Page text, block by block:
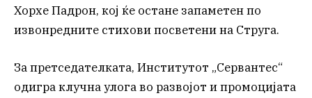
Хорхе Падрон, кој ќе остане запаметен по
извонредните стихови посветени на Струга.
За претседателката, Институтот „Сервантес“
одигра клучна улога во развојот и промоцијата